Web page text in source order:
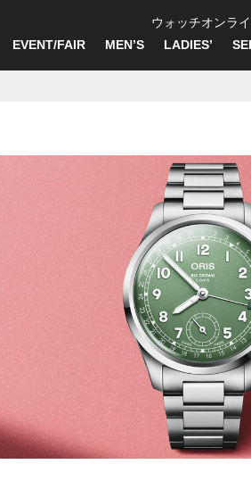
ウォッチオンラ
EVENT/FAIR
MEN’S LADIES’